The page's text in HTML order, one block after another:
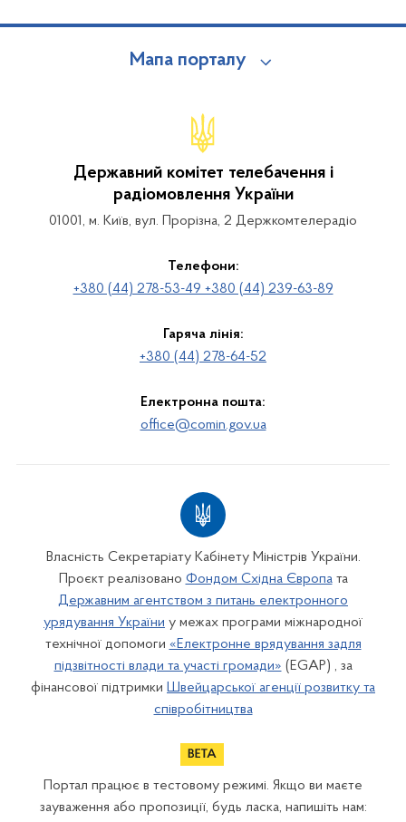
Мапа порталу
Державний комітет телебачення і
радіомовлення України
01001, м. Київ, вул. Прорізна, 2 Держкомтелерадіо
Телефони:
+380 (44) 278-53-49 +380 (44) 239-63-89
Гаряча лінія:
+380 (44) 278-64-52
Електронна пошта:
office@comin.gov.ua
Власність Секретаріату Кабінету Міністрів України.
Проєкт реалізовано Фондом Східна Європата
Державним агентством з питань електронного
урядування України у межах програми міжнародної
технічної допомоги «Електронне врядування задля
підзвітності влади та участі громади» (EGAP) , за
фінансової підтримки Швейцарської агенції розвитку та
співробітництва
Портал працює в тестовому режимі. Якщо ви маєте
зауваження або пропозиції, будь ласка, напишіть нам: